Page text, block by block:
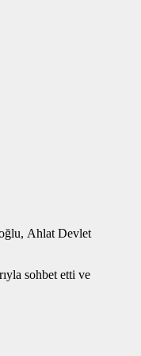
Ahlat Devlet
sohbet etti ve